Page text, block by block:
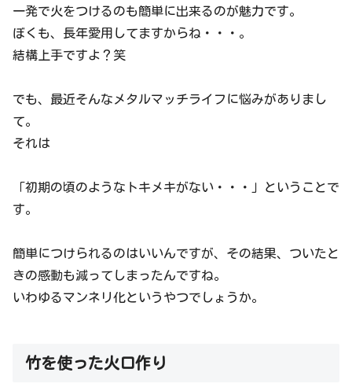
一発で火をつけるのも簡単に出来るのが魅力です。
ぼくも、長年愛用してますからね・・・。
結構上手ですよ？笑
でも、最近そんなメタルマッチライフに悩みがありまし
て。
それは
「初期の頃のようなトキメキがない・・・」ということで
す。
簡単につけられるのはいいんですが、その結果、ついたと
きの感動も減ってしまったんですね。
いわゆるマンネリ化というやつでしょうか。
竹を使った火口作り